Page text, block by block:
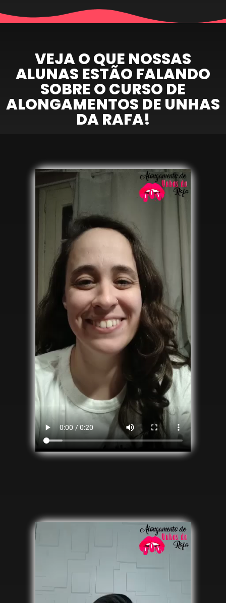
VEJA O QUE NOSSAS
ALUNAS ESTÃO FALANDO
SOBRE O CURSO DE
ALONGAMENTOS DE UNHAS
DA RAFA!